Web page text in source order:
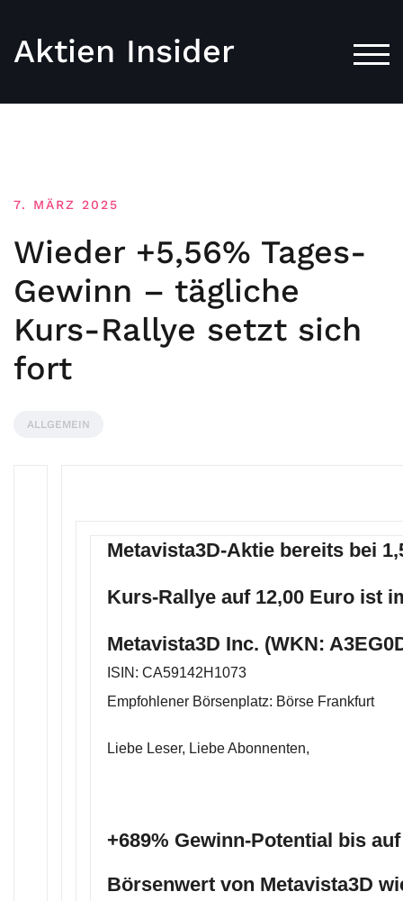
Aktien Insider
7. MÄRZ 2025
Wieder +5,56% Tages-
Gewinn – tägliche
Kurs-Rallye setzt sich
fort
ALLGEMEIN
Metavista3D-Aktie bereits bei
Kurs-Rallye auf 12,00 Euro ist
Metavista3D Inc. (WKN:
ISIN: CA59142H1073
Empfohlener Börsenplatz: Börse Frankfurt
Liebe Leser, Liebe Abonnenten,
+689% Gewinn-Potential bis
Börsenwert von Metavista3D